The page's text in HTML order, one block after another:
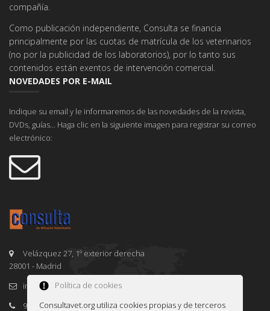
compañía.
Como publicación independiente, Consulta se financia
principalmente por las cuotas de matrícula de los veterinarios
(no por la publicidad de los laboratorios), por lo tanto sus
contenidos están exentos de intervención comercial.
NOVEDADES POR E-MAIL
Indique su email y le informaremos de las novedades de la revista,
DVDs, guías... Haga clic en la siguiente imagen para registrar su correo
electrónico:
Velázquez 27, 1º exterior derecha
28001 - Madrid
info@consultavet.org
91 995 38 25
Política de cookies
Consultavet.org utiliza cookies propias y de terceros